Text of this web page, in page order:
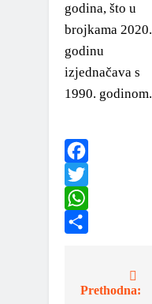
2000 – 2010
1960 – 1970
godina, što u
brojkama 2020.
godinu
izjednačava s
1990. godinom.
Facebook
Twitter
WhatsApp
Prethodna: